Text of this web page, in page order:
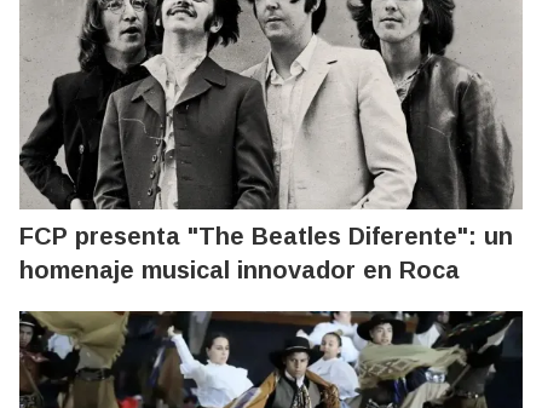
FCP presenta "The Beatles Diferente": un
homenaje musical innovador en Roca